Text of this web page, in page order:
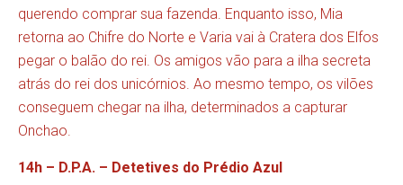
querendo comprar sua fazenda. Enquanto isso, Mia
retorna ao Chifre do Norte e Varia vai à Cratera dos Elfos
pegar o balão do rei. Os amigos vão para a ilha secreta
atrás do rei dos unicórnios. Ao mesmo tempo, os vilões
conseguem chegar na ilha, determinados a capturar
Onchao.
14h – D.P.A. – Detetives do Prédio Azul